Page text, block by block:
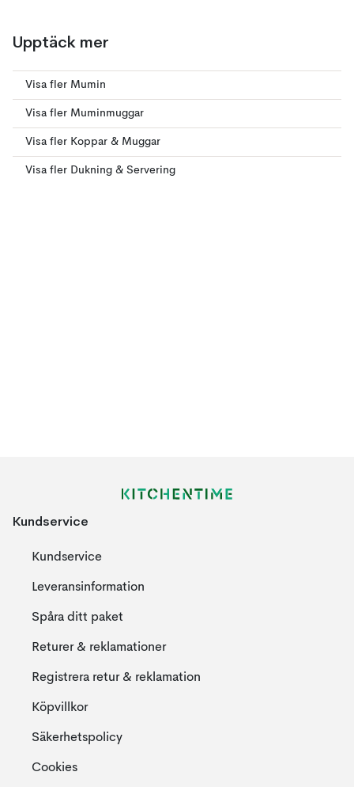
Upptäck mer
Visa fler Mumin
Visa fler Muminmuggar
Visa fler Koppar & Muggar
Visa fler Dukning & Servering
Kundservice
Kundservice
Leveransinformation
Spåra ditt paket
Returer & reklamationer
Registrera retur & reklamation
Köpvillkor
Säkerhetspolicy
Cookies